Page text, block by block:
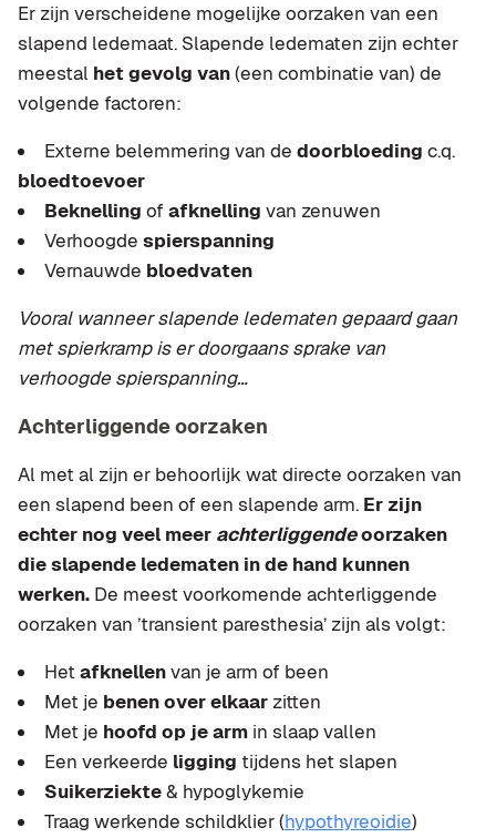
Er zijn verscheidene mogelijke oorzaken van een
slapend ledemaat. Slapende ledematen zijn echter
meestal het gevolg van(een combinatie van) de
volgende factoren:
Externe belemmering van de doorbloeding c.q.
bloedtoevoer
Beknelling of afknelling van zenuwen
Verhoogde spierspanning
Vernauwde bloedvaten
Vooral wanneer slapende ledematen gepaard gaan
met spierkramp is er doorgaans sprake van
verhoogde spierspanning…
Achterliggende oorzaken
Al met al zijn er behoorlijk wat directe oorzaken van
een slapend been of een slapende arm. Er zijn
echter nog veel meer achterliggendeoorzaken
die slapende ledematen in de hand kunnen
werken. De meest voorkomende achterliggende
oorzaken van ’transient paresthesia’ zijn als volgt:
Het afknellenvan je arm of been
Met je benen over elkaar zitten
Met je hoofd op je arm in slaap vallen
Een verkeerde ligging tijdens het slapen
Suikerziekte& hypoglykemie
Traag werkende schildklier (hypothyreoidie)